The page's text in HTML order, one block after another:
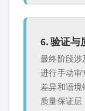
6. 验证与
最终阶段涉
进行手动审
差异和语
质量保证